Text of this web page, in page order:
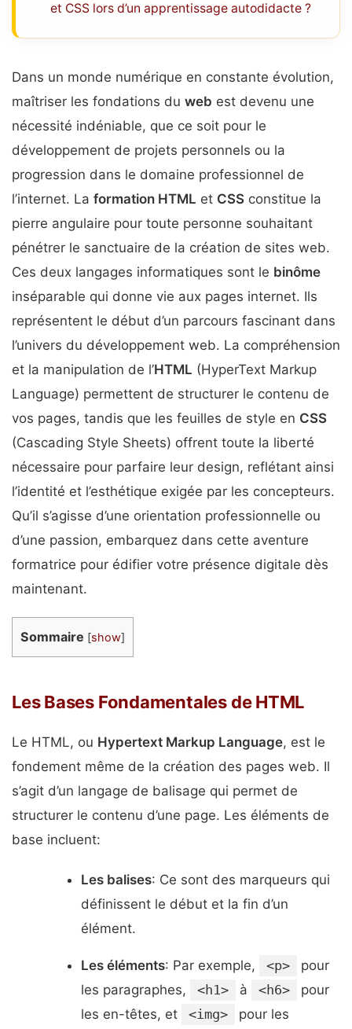
et CSS lors d’un apprentissage autodidacte ?
Dans un monde numérique en constante évolution,
maîtriser les fondations du web est devenu une
nécessité indéniable, que ce soit pour le
développement de projets personnels ou la
progression dans le domaine professionnel de
l’internet. La formation HTML et CSS constitue la
pierre angulaire pour toute personne souhaitant
pénétrer le sanctuaire de la création de sites web.
Ces deux langages informatiques sont le binôme
inséparable qui donne vie aux pages internet. Ils
représentent le début d’un parcours fascinant dans
l’univers du développement web. La compréhension
et la manipulation de l’HTML (HyperText Markup
Language) permettent de structurer le contenu de
vos pages, tandis que les feuilles de style en CSS
(Cascading Style Sheets) offrent toute la liberté
nécessaire pour parfaire leur design, reflétant ainsi
l’identité et l’esthétique exigée par les concepteurs.
Qu’il s’agisse d’une orientation professionnelle ou
d’une passion, embarquez dans cette aventure
formatrice pour édifier votre présence digitale dès
maintenant.
Sommaire [show]
Les Bases Fondamentales de HTML
Le HTML, ou Hypertext Markup Language, est le
fondement même de la création des pages web. Il
s’agit d’un langage de balisage qui permet de
structurer le contenu d’une page. Les éléments de
base incluent:
Les balises: Ce sont des marqueurs qui
définissent le début et la fin d’un
élément.
Les éléments: Par exemple, <p>
pour
les paragraphes,
<h1> à <h6>
pour
les en-têtes, et
<img> pour les